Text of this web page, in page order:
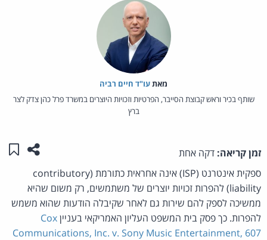
מאת‏עו"ד חיים רביה
שותף בכיר וראש קבוצת הסייבר, הפרטיות וזכויות היוצרים במשרד פרל כהן צדק לצר
ברץ
זמן קריאה: דקה אחת שתפו
ספקית אינטרנט (ISP) אינה אחראית כתורמת (contributory
liability) להפרות זכויות יוצרים של משתמשים, רק משום שהיא
ממשיכה לספק להם שירות גם לאחר שקיבלה הודעות שהוא משמש
להפרות. כך פסק בית המשפט העליון האמריקאי בענייןCox
Communications, Inc. v. Sony Music Entertainment, 607